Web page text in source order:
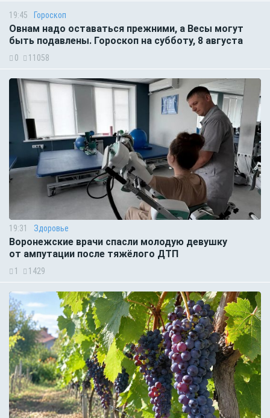
19:45 Гороскоп
Овнам надо оставаться прежними, а Весы могут
быть подавлены. Гороскоп на субботу, 8 августа
0 11058
19:31 Здоровье
Воронежские врачи спасли молодую девушку
от ампутации после тяжёлого ДТП
1 1429